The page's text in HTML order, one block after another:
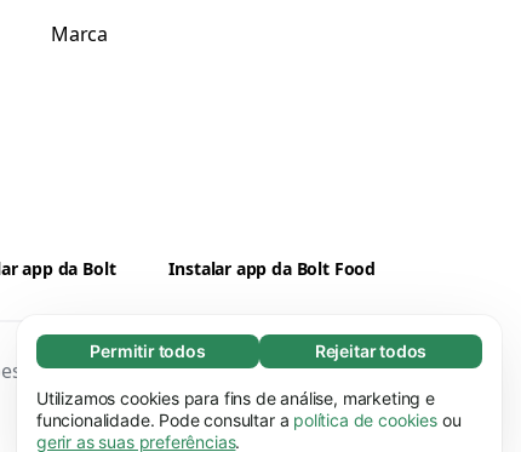
Essenciais (65)
Os cookies essenciais facilitam a navegação
no site através da ativação de funções
básicas, como a navegação na página, por
Saber mais
Permitir todos Rejeitar todos
Utilizamos cookies para fins de análise, marketing e
funcionalidade. Pode consultar a política de cookiesou
gerir as suas preferências.
Marca
app da Bolt Instalar app da Bolt Food
Privacidade Cookies Segurança